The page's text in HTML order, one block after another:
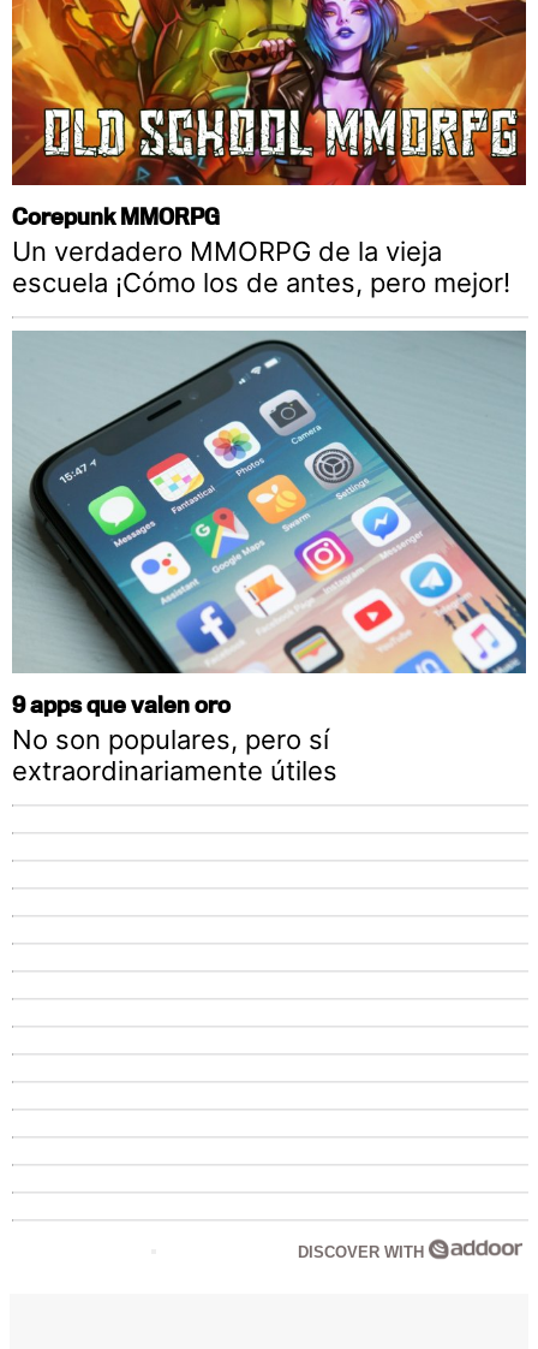
Corepunk MMORPG
Un verdadero MMORPG de la vieja
escuela ¡Cómo los de antes, pero mejor!
9 apps que valen oro
No son populares, pero sí
extraordinariamente útiles
DISCOVER WITH